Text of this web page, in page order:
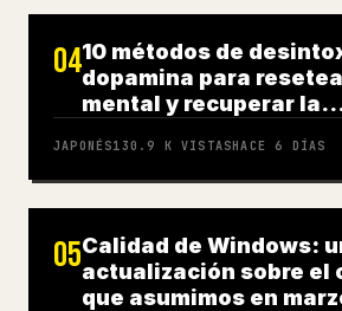
0410 métodos de
dopamina para
mental y recuperar la
JAPONÉS130.9 K VISTASHACE 6 DÍAS
05Calidad de Windows:
actualización sobre el
que asumimos en